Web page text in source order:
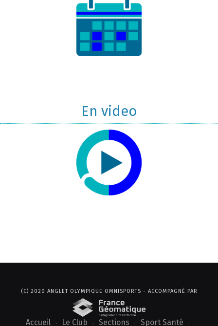
En video
(C) 2020 ANGLET OLYMPIQUE OMNISPORTS - ACCOMPAGNÉ PAR
Accueil Le Club Sections Sport Santé